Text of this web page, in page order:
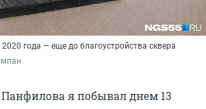
года — еще до благоустройства сквера
я побывал днем 13